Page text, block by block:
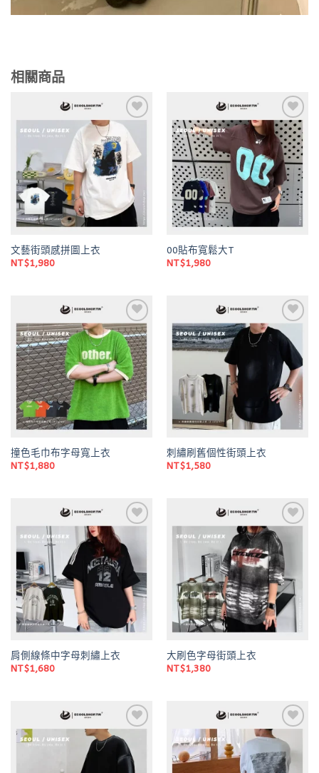
相關商品
Add to
wishlist
文藝街頭感拼圖上衣
NT$1,980
Add to
wishlist
00貼布寬鬆大T
NT$1,980
Add to
wishlist
撞色毛巾布字母寬上衣
NT$1,880
Add to
wishlist
刺繡刷舊個性街頭上衣
NT$1,580
Add to
wishlist
肩側線條中字母刺繡上衣
NT$1,680
Add to
wishlist
大刷色字母街頭上衣
NT$1,380
Add to
wishlist
Add to
wishlist